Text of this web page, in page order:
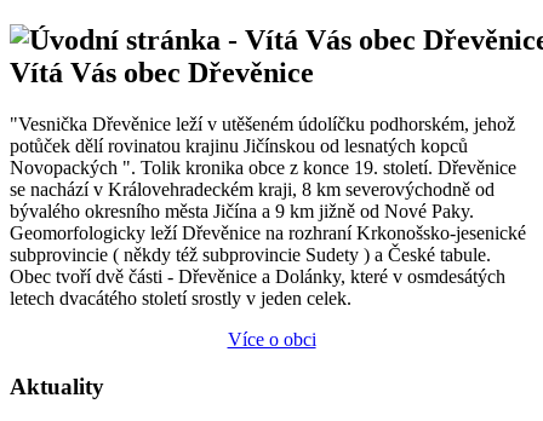
Vítá Vás obec Dřevěnice
"Vesnička Dřevěnice leží v utěšeném údolíčku podhorském, jehož
potůček dělí rovinatou krajinu Jičínskou od lesnatých kopců
Novopackých ". Tolik kronika obce z konce 19. století. Dřevěnice
se nachází v Královehradeckém kraji, 8 km severovýchodně od
bývalého okresního města Jičína a 9 km jižně od Nové Paky.
Geomorfologicky leží Dřevěnice na rozhraní Krkonošsko-jesenické
subprovincie ( někdy též subprovincie Sudety ) a České tabule.
Obec tvoří dvě části - Dřevěnice a Dolánky, které v osmdesátých
letech dvacátého století srostly v jeden celek.
Více o obci
Aktuality